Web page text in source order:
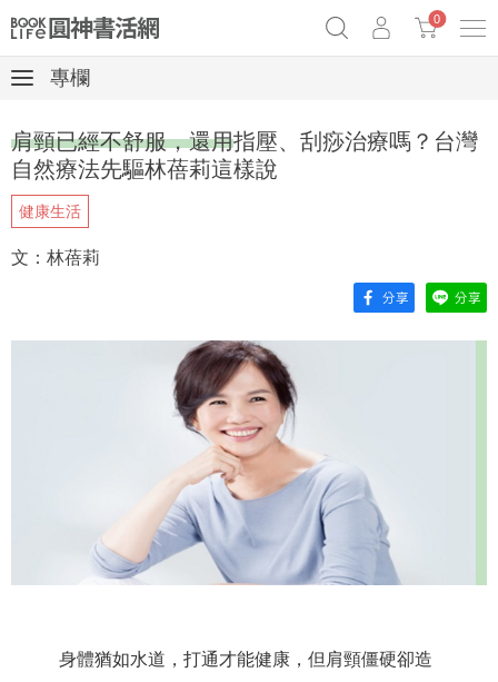
Netflix話題章魚小說！
0
專欄
肩頸已經不舒服，還用指壓、刮痧治療嗎？台灣
自然療法先驅林蓓莉這樣說
健康生活
文：林蓓莉
身體猶如水道，打通才能健康，但肩頸僵硬卻造